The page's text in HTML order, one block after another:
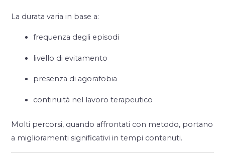
La durata varia in base a:
frequenza degli episodi
livello di evitamento
presenza di agorafobia
continuità nel lavoro terapeutico
Molti percorsi, quando affrontati con metodo, portano
a miglioramenti significativi in tempi contenuti.